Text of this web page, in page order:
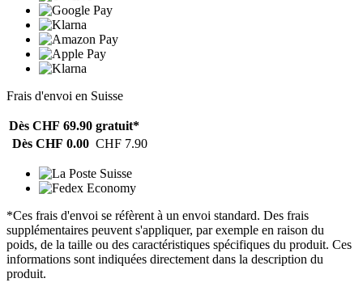
Frais d'envoi en Suisse
Dès CHF 69.90 gratuit*
Dès CHF 0.00 CHF 7.90
*Ces frais d'envoi se réfèrent à un envoi standard. Des frais
supplémentaires peuvent s'appliquer, par exemple en raison du
poids, de la taille ou des caractéristiques spécifiques du produit. Ces
informations sont indiquées directement dans la description du
produit.